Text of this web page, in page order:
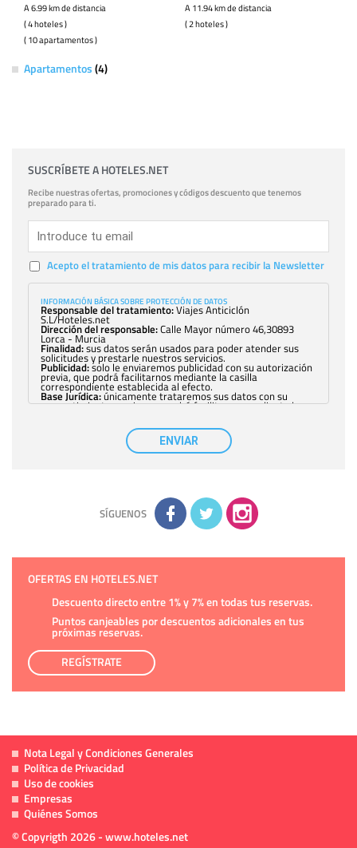
A 6.99 km de distancia
( 4 hoteles )
( 10 apartamentos )
A 11.94 km de distancia
( 2 hoteles )
Apartamentos (4)
SUSCRÍBETE A HOTELES.NET
Recibe nuestras ofertas, promociones y códigos descuento que tenemos
preparado para ti.
Acepto el tratamiento de mis datos para recibir la Newsletter
INFORMACIÓN BÁSICA SOBRE PROTECCIÓN DE DATOS
Responsable del tratamiento:Viajes Anticiclón
S.L/Hoteles.net
Dirección del responsable:Calle Mayor número 46,30893
Lorca - Murcia
Finalidad:sus datos serán usados para poder atender sus
solicitudes y prestarle nuestros servicios.
Publicidad:solo le enviaremos publicidad con su autorización
previa, que podrá facilitarnos mediante la casilla
correspondiente establecida al efecto.
Base Jurídica:únicamente trataremos sus datos con su
consentimiento previo, que podrá facilitarnos mediante la
con carácter general, sólo el personal de
nuestra entidad que esté debidamente autorizado podrá
tener conocimiento de la información que le pedimos. No se
comunicarán datos a terceros.
adicional y detallada sobre cómo tratamos sus datos en la
política de privacidad
ENVIAR
SÍGUENOS
OFERTAS EN HOTELES.NET
Descuento directo entre 1% y 7% en todas tus reservas.
Puntos canjeables por descuentos adicionales en tus
próximas reservas.
REGÍSTRATE
Nota Legal y Condiciones Generales
Política de Privacidad
Uso de cookies
Empresas
Quiénes Somos
© Copyrigth 2026 - www.hoteles.net